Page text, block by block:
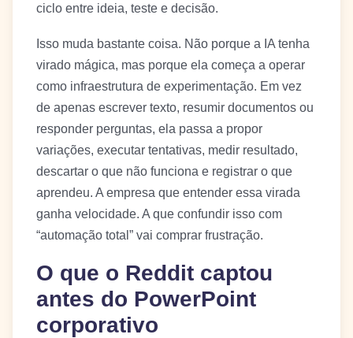
ciclo entre ideia, teste e decisão.
Isso muda bastante coisa. Não porque a IA tenha
virado mágica, mas porque ela começa a operar
como infraestrutura de experimentação. Em vez
de apenas escrever texto, resumir documentos ou
responder perguntas, ela passa a propor
variações, executar tentativas, medir resultado,
descartar o que não funciona e registrar o que
aprendeu. A empresa que entender essa virada
ganha velocidade. A que confundir isso com
“automação total” vai comprar frustração.
O que o Reddit captou
antes do PowerPoint
corporativo